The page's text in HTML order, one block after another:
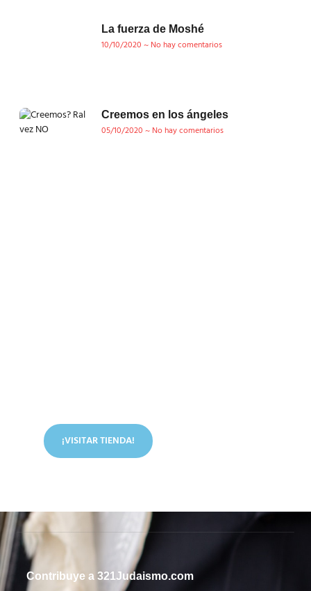
La fuerza de Moshé
10/10/2020 No hay comentarios
Creemos en los ángeles
05/10/2020 No hay comentarios
¡VISITAR TIENDA!
Contribuye a 321Judaismo.com